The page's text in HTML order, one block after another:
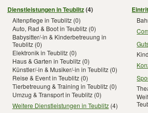
Dienstleistungen in Teublitz(4)
Altenpflege in Teublitz(0)
Auto, Rad & Boot in Teublitz(0)
Babysitter/-in & Kinderbetreuung in
Teublitz(0)
Elektronik in Teublitz(0)
Haus & Garten in Teublitz(0)
Künstler/-in & Musiker/-in in Teublitz(0)
Reise & Event in Teublitz(0)
Tierbetreuung & Training in Teublitz(0)
Umzug & Transport in Teublitz(0)
Weitere Dienstleistungen in Teublitz(4)